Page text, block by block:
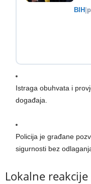
BIH|
Istraga obuhvata i
događaja.
Policija je građane
sigurnosti bez
Lokalne reakcije